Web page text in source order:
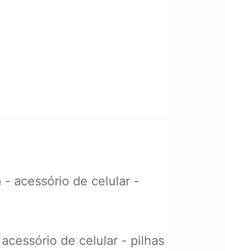
- acessório de celular -
de celular - pilhas